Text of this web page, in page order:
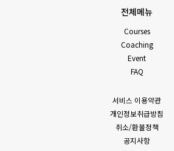
전일까지 사이트의 초기 화면 등에 고지하
밖의 방법으로 통지합니다. 다만, 회원에게
변경하는 경우에는 최소한 30일 이상의 사
공지 및 통지합니다. 회사가 개정약관을 공
회원에게 30일 기간 내에 의사표시를 하지
회원이 명시적으로 거부의 의사표시를 하지
개정약관에 동의한 것으로 봅니다.
4. 제3항에 의해 변경된 약관은 법령에 특별
부득이한 사유가 없는 한 그 적용일자 이전
(선택)
(필수)
이메일,
있을수
(필수)
금액)
전체메뉴
Courses
Coaching
Event
FAQ
서비스 이용약관
개인정보취급방침
취소/환불정책
공지사항